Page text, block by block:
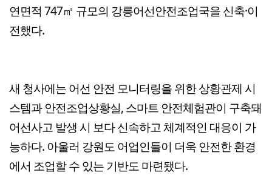
연면적 747㎡ 규모의 강릉어선안전조업국을 신축·이
전했다.
새 청사에는 어선 안전 모니터링을 위한 상황관제 시
스템과 안전조업상황실, 스마트 안전체험관이 구축돼
어선사고 발생 시 보다 신속하고 체계적인 대응이 가
능하다. 아울러 강원도 어업인들이 더욱 안전한 환경
에서 조업할 수 있는 기반도 마련됐다.